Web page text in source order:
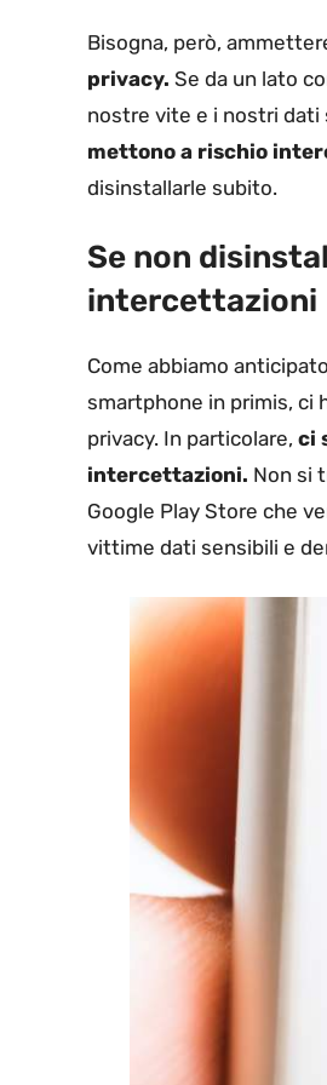
Bisogna, però,
privacy. Se da un lato
nostre vite e i nostri dati
mettono a rischio
disinstallarle subito.
Se non
intercettazioni
Come abbiamo
smartphone in primis, ci
privacy. In particolare, ci
intercettazioni. Non si
Google Play Store che
vittime dati sensibili e